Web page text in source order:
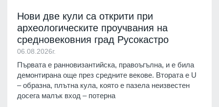
Нови две кули са открити при
археологическите проучвания на
средновековния град Русокастро
06.08.2026г.
Първата е ранновизантийска, правоъгълна, и е била
демонтирана още през средните векове. Втората е U
– образна, плътна кула, която е пазела неизвестен
досега малък вход – потерна